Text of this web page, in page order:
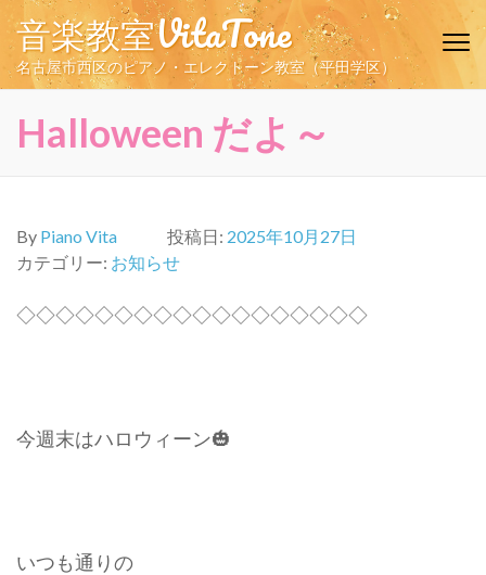
ン
テ
ン
プ
(Enter
押
音楽教室VitaTone
名古屋市西区のピアノ・エレクトーン教室（平田学区）
Halloween だよ～
By Piano Vita 投稿日: 2025年10月27日
カテゴリー: お知らせ
◇◇◇◇◇◇◇◇◇◇◇◇◇◇◇◇◇◇
今週末はハロウィーン🎃
いつも通りの